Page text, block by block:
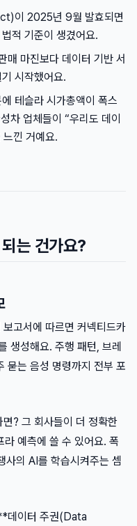
이 2025년 9월 발효되면
적 기준이 생겼어요.
매 마진보다 데이터 기반 서
시작했어요.
테슬라 시가총액이 폭스
차 업체들이 “우리도 데이
낀 거예요.
는 건가요?
고서에 따르면 커넥티드카
생성해요. 주행 패턴, 브레
묻는 음성 명령까지 전부 포
? 그 회사들이 더 정확한
예측에 쓸 수 있어요. 폭
사의 AI를 학습시켜주는 셈
데이터 주권(Data